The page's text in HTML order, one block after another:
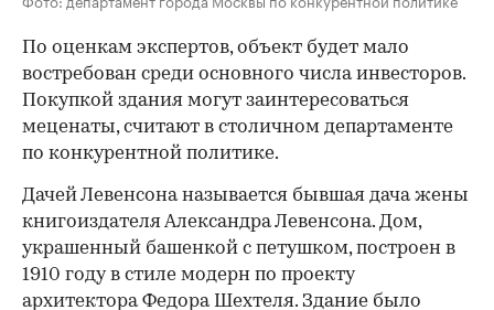
По оценкам экспертов, объект будет мало
востребован среди основного числа инвесторов.
Покупкой здания могут заинтересоваться
меценаты, считают в столичном департаменте
по конкурентной политике.
Дачей Левенсона называется бывшая дача жены
книгоиздателя Александра Левенсона. Дом,
украшенный башенкой с петушком, построен в
1910 году в стиле модерн по проекту
архитектора Федора Шехтеля. Здание было